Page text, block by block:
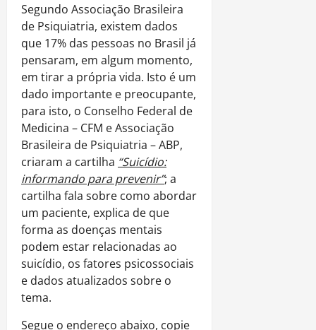
Segundo Associação Brasileira
de Psiquiatria, existem dados
que 17% das pessoas no Brasil já
pensaram, em algum momento,
em tirar a própria vida. Isto é um
dado importante e preocupante,
para isto, o Conselho Federal de
Medicina – CFM e Associação
Brasileira de Psiquiatria – ABP,
criaram a cartilha “Suicídio:
informando para prevenir”; a
cartilha fala sobre como abordar
um paciente, explica de que
forma as doenças mentais
podem estar relacionadas ao
suicídio, os fatores psicossociais
e dados atualizados sobre o
tema.
Segue o endereço abaixo, copie